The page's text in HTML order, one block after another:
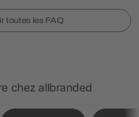
toutes les FAQ
chez allbranded